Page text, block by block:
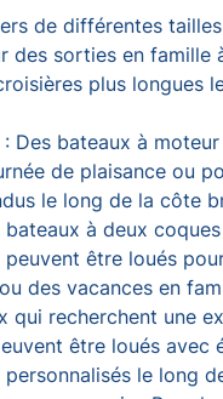
de différentes
des sorties en famille
plus longues
: Des bateaux à
de plaisance ou
le long de la côte
bateaux à deux
être loués
des vacances en
qui recherchent une
être loués avec
le long